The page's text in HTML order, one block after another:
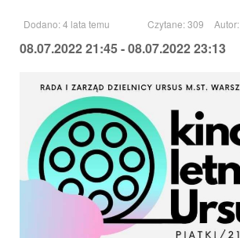
Dodano: 4 lata temu Czytane: 309 Autor:
08.07.2022 21:45 - 08.07.2022 23:13